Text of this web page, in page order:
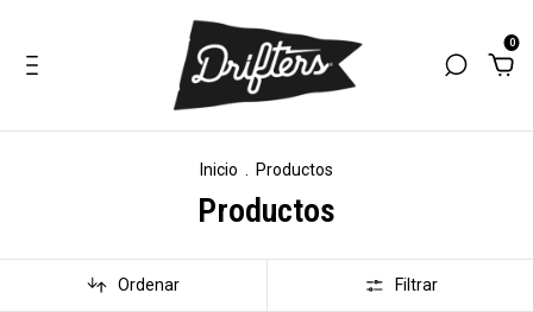
0
Inicio Productos
Productos
Ordenar Filtrar